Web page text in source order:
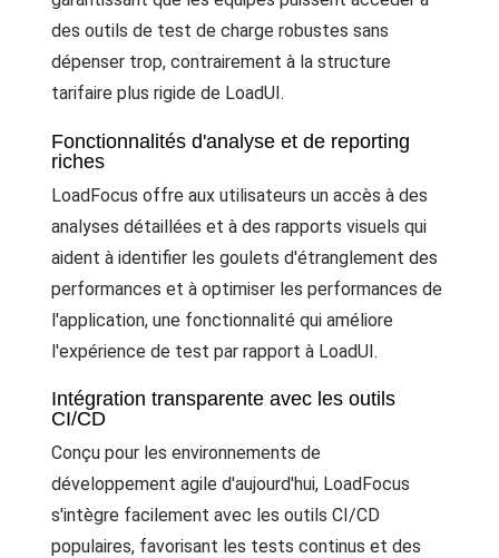
des outils de test de charge robustes sans
dépenser trop, contrairement à la structure
tarifaire plus rigide de LoadUI.
Fonctionnalités d'analyse et de reporting
riches
LoadFocus offre aux utilisateurs un accès à des
analyses détaillées et à des rapports visuels qui
aident à identifier les goulets d'étranglement des
performances et à optimiser les performances de
l'application, une fonctionnalité qui améliore
l'expérience de test par rapport à LoadUI.
Intégration transparente avec les outils
CI/CD
Conçu pour les environnements de
développement agile d'aujourd'hui, LoadFocus
s'intègre facilement avec les outils CI/CD
populaires, favorisant les tests continus et des